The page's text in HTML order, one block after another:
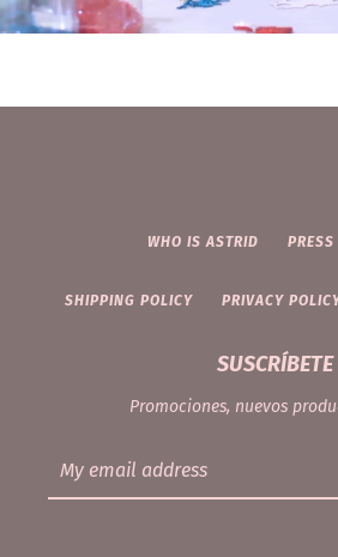
WHO IS ASTRID PRESS
SHIPPING POLICY PRIVACY
SUSCRÍBETE
Promociones, nuevos